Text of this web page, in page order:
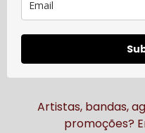
Artistas, bandas,
promoções?